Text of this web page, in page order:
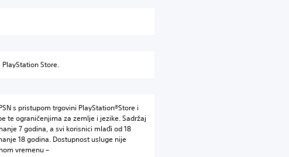
Store.
s pristupom trgovini PlayStation®Store i
te ograničenjima za zemlje i jezike. Sadržaj
7 godina, a svi korisnici mlađi od 18
18 godina. Dostupnost usluge nije
vremenu –